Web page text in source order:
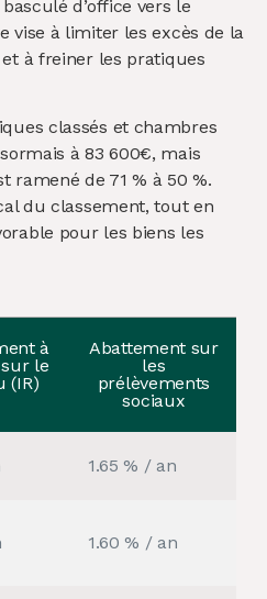
d’office vers le
vise à limiter les excès de la
à freiner les pratiques
classés et chambres
à 83 600€, mais
ramené de 71 % à 50 %.
du classement, tout en
pour les biens les
à
le
(IR)
Abattement sur
les
prélèvements
sociaux
1.65 % / an
1.60 % / an